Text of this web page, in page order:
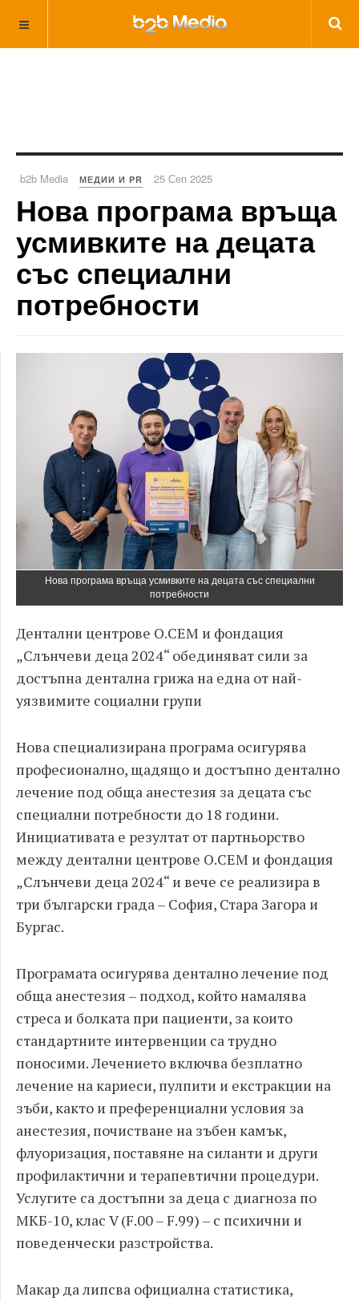
b2b Media МЕДИИ И PR 25 Сеп 2025
Нова програма връща
усмивките на децата
със специални
потребности
Нова програма връща усмивките на децата със специални
потребности
Дентални центрове О.СЕМ и фондация
„Слънчеви деца 2024“ обединяват сили за
достъпна дентална грижа на една от най-
уязвимите социални групи
Нова специализирана програма осигурява
професионално, щадящо и достъпно дентално
лечение под обща анестезия за децата със
специални потребности до 18 години.
Инициативата е резултат от партньорство
между дентални центрове О.СЕМ и фондация
„Слънчеви деца 2024“ и вече се реализира в
три български града – София, Стара Загора и
Бургас.
Програмата осигурява дентално лечение под
обща анестезия – подход, който намалява
стреса и болката при пациенти, за които
стандартните интервенции са трудно
поносими. Лечението включва безплатно
лечение на кариеси, пулпити и екстракции на
зъби, както и преференциални условия за
анестезия, почистване на зъбен камък,
флуоризация, поставяне на силанти и други
профилактични и терапевтични процедури.
Услугите са достъпни за деца с диагноза по
МКБ-10, клас V (F.00 – F.99) – с психични и
поведенчески разстройства.
Макар да липсва официална статистика,